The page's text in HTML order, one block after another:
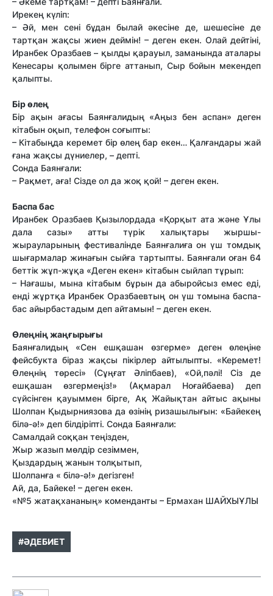
Ирекең күліп:
– Әй, мен сені бұдан былай әкесіне де, шешесіне де
тартқан жақсы жиен деймін! – деген екен. Олай дейтіні,
Иранбек Оразбаев – қылды қарауыл, заманында аталары
Кенесары қолымен бірге аттанып, Сыр бойын мекендеп
қалыпты.
Бір өлең
Бір ақын ағасы Баянғалидың «Аңыз бен аспан» деген
кітабын оқып, телефон соғыпты:
– Кітабыңда керемет бір өлең бар екен… Қалғандары жай
ғана жақсы дүниелер, – депті.
Сонда Баянғали:
– Рақмет, аға! Сізде ол да жоқ қой! – деген екен.
Баспа бас
Иранбек Оразбаев Қызылордада «Қорқыт ата және Ұлы
дала сазы» атты түрік халықтары жыршы-
жырауларының фестивалінде Баянғалиға он үш томдық
шығармалар жинағын сыйға тартыпты. Баянғали оған 64
беттік жұп-жұқа «Деген екен» кітабын сыйлап тұрып:
– Нағашы, мына кітабым бұрын да абыройсыз емес еді,
енді жұртқа Иранбек Оразбаевтың он үш томына баспа-
бас айырбастадым деп айтамын! – деген екен.
Өлеңнің жаңғырығы
Баянғалидың «Сен ешқашан өзгерме» деген өлеңіне
фейсбукта біраз жақсы пікірлер айтылыпты. «Керемет!
Өлеңнің төресі» (Сұңғат Әліпбаев), «Ой,пәлі! Сіз де
ешқашан өзгермеңіз!» (Ақмарал Ноғайбаева) деп
сүйсінген қауыммен бірге, Ақ Жайықтан айтыс ақыны
Шолпан Қыдырниязова да өзінің ризашылығын: «Байекең
білә-ә!» деп білдіріпті. Сонда Баянғали:
Самалдай соққан теңізден,
Жыр жазып мөлдір сезіммен,
Қыздардың жанын толқытып,
Шолпанға « білә-ә!» дегізген!
Ай, да, Байеке! – деген екен.
«№5 жатақхананың» коменданты – Ермахан ШАЙХЫҰЛЫ
#ӘДЕБИЕТ